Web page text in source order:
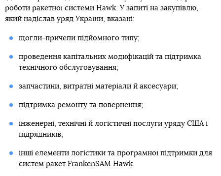
роботи ракетної системи Hawk. У запиті на закупівлю,
який надіслав уряд України, вказані:
щогли-причепи підйомного типу;
проведення капітальних модифікацій та підтримка
технічного обслуговування;
запчастини, витратні матеріали й аксесуари;
підтримка ремонту та повернення;
інженерні, технічні й логістичні послуги уряду США і
підрядників;
інші елементи логістики та програмної підтримки для
систем ракет FrankenSAM Hawk.